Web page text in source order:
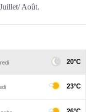
Août.